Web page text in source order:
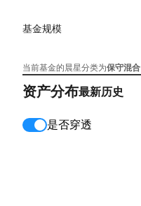
基金规模
当前基金的晨星分类为保守混合
资产分布最新历史
是否穿透